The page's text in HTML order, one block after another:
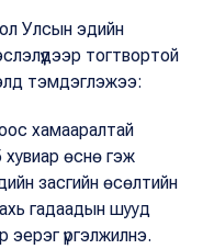
Улсын эдийн
тогтвортой
тэмдэглэжээ:
хамааралтай
өснө гэж
засгийн өсөлтийн
гадаадын шууд
эерэг үргэлжилнэ.